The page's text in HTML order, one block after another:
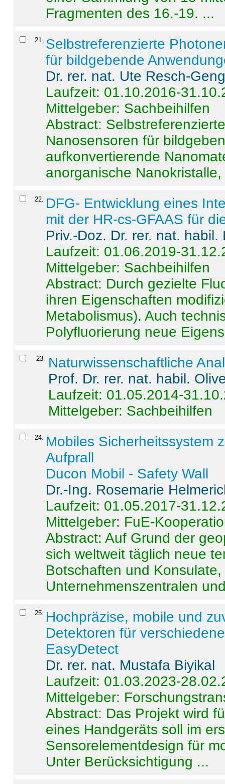
Fragmenten des 16.-19. ...
21
Selbstreferenzierte
für bildgebende
Dr. rer. nat. Ute Resch-
Laufzeit: 01.10.2016-
Mittelgeber: Sachbeihilfen
Abstract:
Nanosensoren für
aufkonvertierende
anorganische
22
DFG- Entwicklung eines
mit der HR-cs-GFAAS für
Priv.-Doz. Dr. rer. nat.
Laufzeit: 01.06.2019-
Mittelgeber: Sachbeihilfen
Abstract: Durch gezielte
ihren Eigenschaften
Metabolismus). Auch
Polyfluorierung neue
23. Naturwissenschaftliche
Prof. Dr. rer. nat. habil.
Laufzeit: 01.05.2014-
Mittelgeber: Sachbeihilfen
24. Mobiles Sicherheitssystem
Aufprall
Ducon Mobil - Safety Wall
Dr.-Ing. Rosemarie
Laufzeit: 01.05.2017-
Mittelgeber: FuE-
Abstract:Auf Grund der
sich weltweit täglich neue
Botschaften und
Unternehmenszentralen
25. Hochpräzise, mobile und
Detektoren für
EasyDetect
Dr. rer. nat. Mustafa Biyikal
Laufzeit: 01.03.2023-
Mittelgeber:
Abstract: Das Projekt wird
eines Handgeräts soll im
Sensorelementdesign für
Unter Berücksichtigung ...